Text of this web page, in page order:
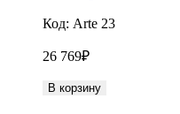
Код: Arte 23
26 769₽
В корзину